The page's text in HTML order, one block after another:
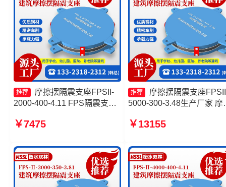
推荐
摩擦摆隔震支座FPSII-
2000-400-4.11 FPS隔震支座
FPSII-6000-400-4.11厂家 摩
￥7475
推荐
摩擦摆隔震支座
5000-300-3.48生产厂家 摩
摩擦摆隔震支座FPS-Ⅱ-
FPSII-1000-300-3.48生产
家
￥13155